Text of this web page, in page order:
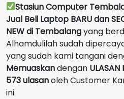
Stasiun Computer
Jual Beli Laptop BARU dan
NEWdi Tembalangyang
Alhamdulilah sudah
yang sudah kami tangani
Memuaskandengan
573 ulasanoleh Customer
ini.